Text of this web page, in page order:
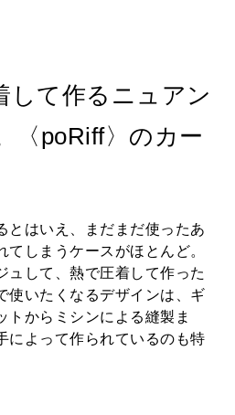
して作るニュアン
〈poRiff〉のカー
とはいえ、まだまだ使ったあ
てしまうケースがほとんど。
ュして、熱で圧着して作った
使いたくなるデザインは、ギ
トからミシンによる縫製ま
によって作られているのも特